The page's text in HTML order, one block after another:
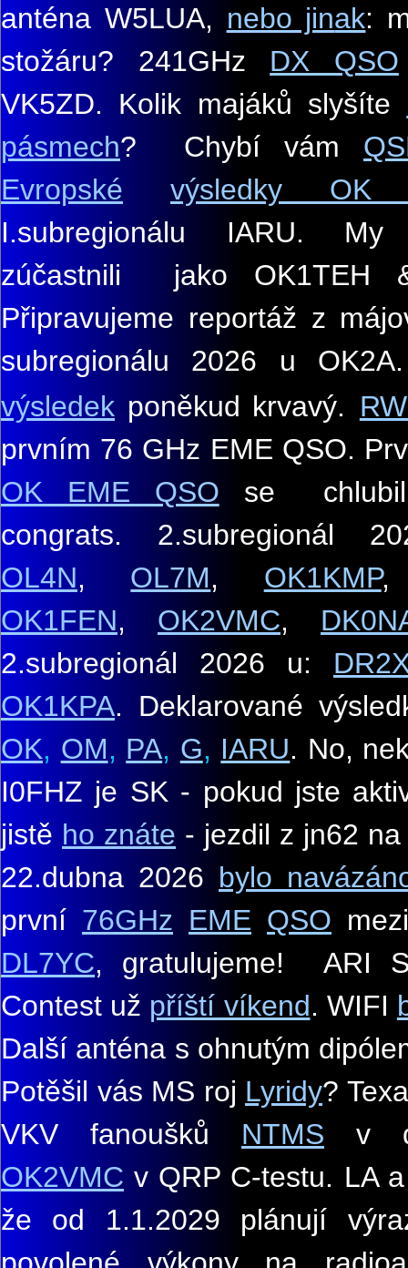
anténa W5LUA, nebo jinak:
stožáru? 241GHz DX QSO
VK5ZD. Kolik majáků slyšíte
pásmech? Chybí vám
Evropské
výsledky OK
I.subregionálu IARU.
zúčastnili jako OK1TEH
Připravujeme reportáž z
subregionálu 2026 u
výsledek poněkud krvavý.
prvním 76 GHz EME QSO.
OK EME QSO se chlubil
congrats. 2.subregionál
OL4N, OL7M, OK1KMP
OK1FEN, OK2VMC,
2.subregionál 2026 u:
OK1KPA. Deklarované
OK, OM, PA, G, IARU. No,
I0FHZ je SK - pokud jste
jistě ho znáte - jezdil z jn62
22.dubna 2026 bylo
první 76GHz EME QSO
DL7YC, gratulujeme!
ARI
Contest už příští víkend. WIFI
Další anténa s ohnutým
Potěšil vás MS roj Lyridy?
VKV fanoušků NTMS v
OK2VMC v QRP C-testu. LA
že od 1.1.2029 plánují